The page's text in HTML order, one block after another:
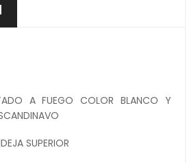
A FUEGO COLOR BLANCO Y
SUPERIOR